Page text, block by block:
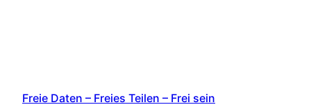
Freie Daten – Freies Teilen – Frei sein